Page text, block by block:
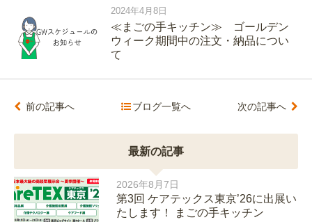
2024年4月8日
≪まごの手キッチン≫ ゴールデン
ウィーク期間中の注文・納品につい
て
前の記事へ ブログ一覧へ 次の記事へ
最新の記事
2026年8月7日
第3回 ケアテックス東京’26に出展い
たします！ まごの手キッチン